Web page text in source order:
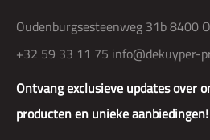
Ontvang exclusieve updates over
producten en unieke aanbiedingen!
Oudenburgsesteenweg 31b 8400
+32 59 33 11 75 info@dekuyper-